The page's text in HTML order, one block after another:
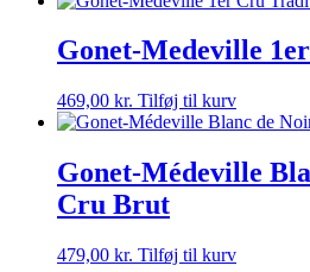
Gonet-Medeville
469,00 kr. Tilføj til kurv
Gonet-Médeville
Cru Brut
479,00 kr. Tilføj til kurv